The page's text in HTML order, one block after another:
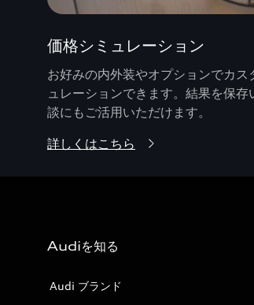
価格シミュレーション
お好みの内外装やオプションでカ
ュレーションできます。結果を保
談にもご活用いただけます。
詳しくはこちら
Audiを知る
Audi ブランド